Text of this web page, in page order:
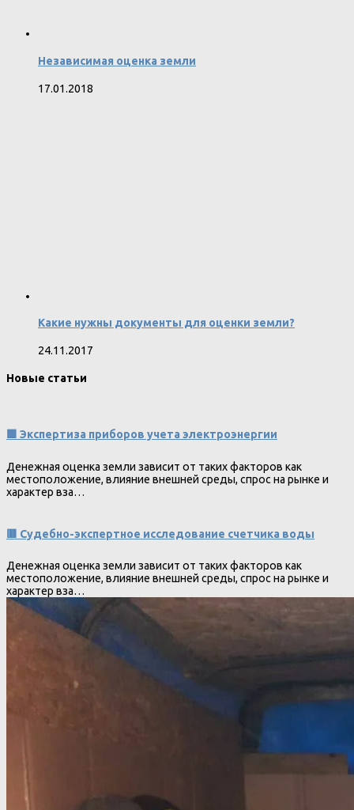
Независимая оценка земли
17.01.2018
Какие нужны документы для оценки земли?
24.11.2017
Новые статьи
🟩 Экспертиза приборов учета электроэнергии
Денежная оценка земли зависит от таких факторов как
местоположение, влияние внешней среды, спрос на рынке и
характер вза…
🟥 Судебно-экспертное исследование счетчика воды
Денежная оценка земли зависит от таких факторов как
местоположение, влияние внешней среды, спрос на рынке и
характер вза…